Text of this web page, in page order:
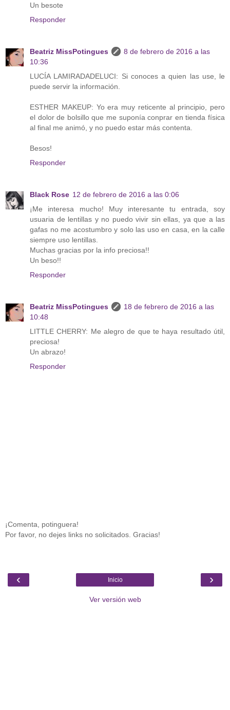
Un besote
Responder
Beatriz MissPotingues
8 de febrero de 2016 a las
10:36
LUCÍA LAMIRADADELUCI: Si conoces a quien las use, le
puede servir la información.
ESTHER MAKEUP: Yo era muy reticente al principio, pero
el dolor de bolsillo que me suponía conprar en tienda física
al final me animó, y no puedo estar más contenta.
Besos!
Responder
Black Rose 12 de febrero de 2016 a las 0:06
¡Me interesa mucho! Muy interesante tu entrada, soy
usuaria de lentillas y no puedo vivir sin ellas, ya que a las
gafas no me acostumbro y solo las uso en casa, en la calle
siempre uso lentillas.
Muchas gracias por la info preciosa!!
Un beso!!
Responder
Beatriz MissPotingues
18 de febrero de 2016 a las
10:48
LITTLE CHERRY: Me alegro de que te haya resultado útil,
preciosa!
Un abrazo!
Responder
¡Comenta, potinguera!
Por favor, no dejes links no solicitados. Gracias!
‹ ›
Inicio
Ver versión web